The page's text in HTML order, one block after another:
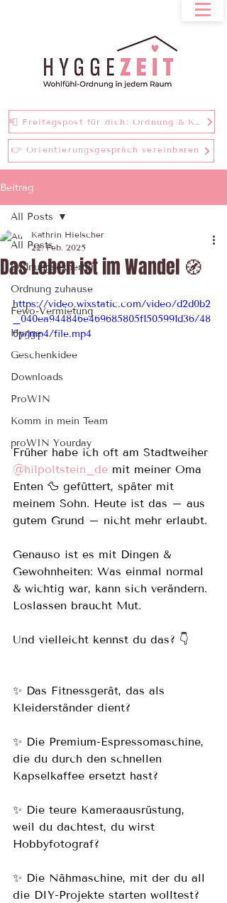
📮 Freitagspost für dich: Ordnung & Klarheit bei einer Tasse Tee
👉 Orientierungsgespräch vereinbaren
Beitrag
All Posts
Ordnungsexperten
Ordnung zuhause
Fewo-Vermietung
Hygge
Geschenkidee
Downloads
ProWIN
Komm in mein Team
proWIN Yourday
All Posts
Das Leben ist im Wandel 🧭
Kathrin Hielscher
22. Feb. 2025
https://video.wixstatic.com/video/d2d0b2
_040ea944846e469685805f1505991d36/48
0p/mp4/file.mp4
Früher habe ich oft am Stadtweiher
@hilpoltstein_de mit meiner Oma
Enten 🦆 gefüttert, später mit
meinem Sohn. Heute ist das – aus
gutem Grund – nicht mehr erlaubt.
Genauso ist es mit Dingen &
Gewohnheiten: Was einmal normal
& wichtig war, kann sich verändern.
Loslassen braucht Mut.
Und vielleicht kennst du das? 👇
✨ Das Fitnessgerät, das als
Kleiderständer dient?
✨ Die Premium-Espressomaschine,
die du durch den schnellen
Kapselkaffee ersetzt hast?
✨ Die teure Kameraausrüstung,
weil du dachtest, du wirst
Hobbyfotograf?
✨ Die Nähmaschine, mit der du all
die DIY-Projekte starten wolltest?